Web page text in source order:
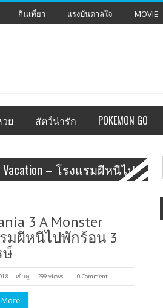
กินเที่ยว แรงบันดาลใจ MOVIE
ย สัตว์น่ารัก POKEMON GO
Vacation – โรงแรมผีหนีไป
3 A Monster
มผีหนีไปพักร้อน 3
ษ์
เข้าดู 299 views 0 Comment